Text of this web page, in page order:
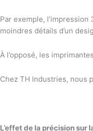
Par exemple,
moindres détails d’un
À l’opposé, les
Chez TH Industries, nous
L’effet de la précision sur